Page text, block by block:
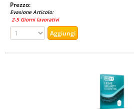
Prezzo:
Evasione Articolo:
2-5 Giorni lavorativi